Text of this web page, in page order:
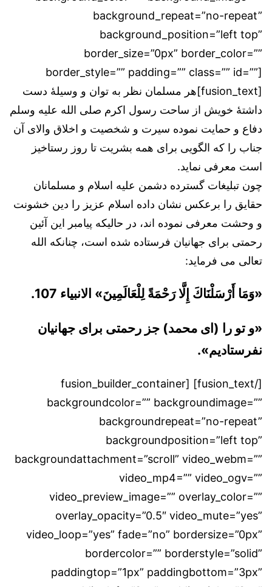
background_repeat=”no-repeat”
background_position=”left top”
border_size=”0px” border_color=””
border_style=”” padding=”” class=”” id=””]
[fusion_text]هر مسلمان نظر به توان و وسیلۀ دست
داشتۀ خویش از ساحت رسول اکرم صلی الله علیه وسلم
دفاع و حمایت نموده سیرت و شخصیت و اخلاق والای آن
جناب را که الگویی برای همه بشریت تا روز رستاخیز
است معرفی نماید.
چون تبلیغات گسترده دشمن علیه اسلام و مسلمانان
حقایق را برعکس نشان داده اسلام عزیز را دین خشونت
و وحشت معرفی نموده اند، در حالیکه پیامبر این آئین
رحمتی برای جهانیان فرستاده شده است، چنانکه الله
تعالی می فرماید:
«وَمَا أَرْسَلْنَاكَ إِلَّا رَحْمَةً لِلْعَالَمِينَ» الانبیاء 107.
«و تو را (ای محمد) جز رحمتی برای جهانیان
نفرستادیم».
[/fusion_text] [fusion_builder_container
backgroundcolor=”” backgroundimage=””
backgroundrepeat=”no-repeat”
backgroundposition=”left top”
backgroundattachment=”scroll” video_webm=””
video_mp4=”” video_ogv=””
video_preview_image=”” overlay_color=””
overlay_opacity=”0.5″ video_mute=”yes”
video_loop=”yes” fade=”no” bordersize=”0px”
bordercolor=”” borderstyle=”solid”
paddingtop=”1px” paddingbottom=”3px”